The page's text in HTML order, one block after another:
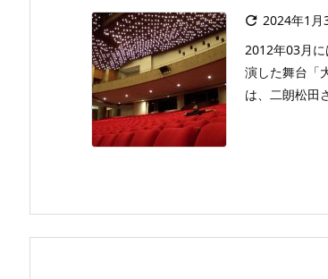
 2024年1月
2012年03月
演した舞台「
は、二朗松田